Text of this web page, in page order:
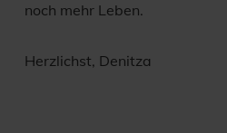
noch mehr Leben.
Herzlichst, Denitza